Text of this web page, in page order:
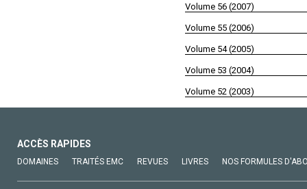
Volume 56 (2007)
Volume 55 (2006)
Volume 54 (2005)
Volume 53 (2004)
Volume 52 (2003)
ACCÈS RAPIDES
DOMAINES TRAITÉS EMC REVUES LIVRES NOS FORMULES